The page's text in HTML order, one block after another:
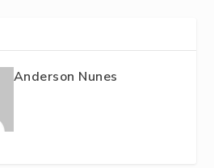
Anderson Nunes